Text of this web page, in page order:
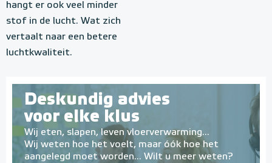
hangt er ook veel minder
stof in de lucht. Wat zich
vertaalt naar een betere
luchtkwaliteit.
Deskundig advies
voor elke klus
Wij eten, slapen, leven vloerverwarming...
Wij weten hoe het voelt, maar óók hoe het
aangelegd moet worden... Wilt u meer weten?